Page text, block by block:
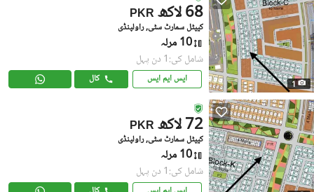
1
PKR 68 لاکھ
کیپٹل سمارٹ سٹی, راولپنڈی
10 مرلہ
شامل کی:1 دن پہل
ایس ایم ایس کال
PKR 72 لاکھ
کیپٹل سمارٹ سٹی, راولپنڈی
10 مرلہ
شامل کی:1 دن پہل